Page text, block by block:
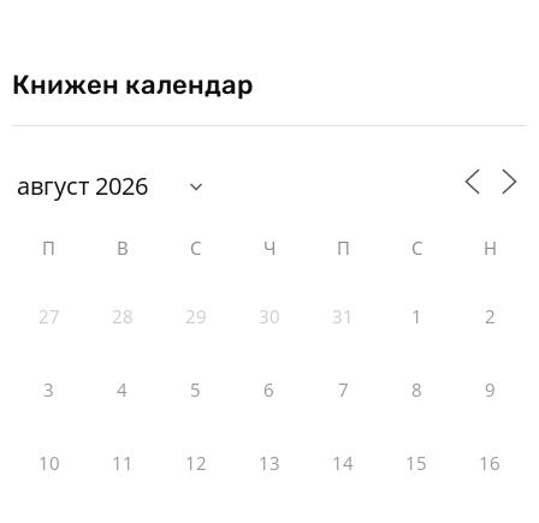
Книжен календар
П В С Ч П С Н
27 28 29 30 31 1 2
3 4 5 6 7 8 9
10 11 12 13 14 15 16